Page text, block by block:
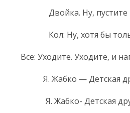
Двойка. Ну, пустите
Кол: Ну, хотя бы
Все: Уходите. Уходите, и
Я. Жабко — Детская
Я. Жабко- Детская